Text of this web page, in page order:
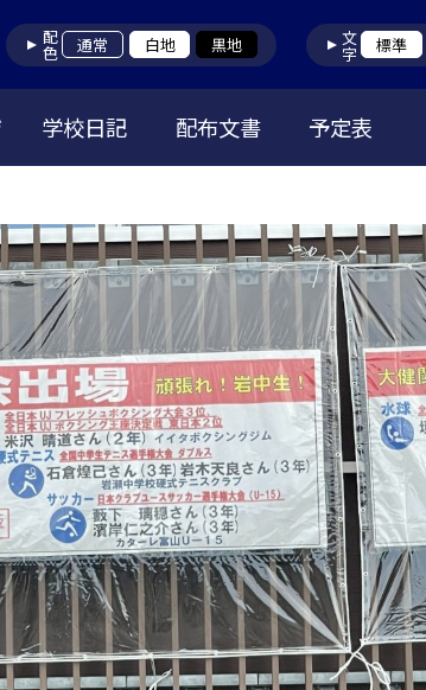
配色 通常 白地 黒地 文字 標準
学校日記 配布文書 予定表